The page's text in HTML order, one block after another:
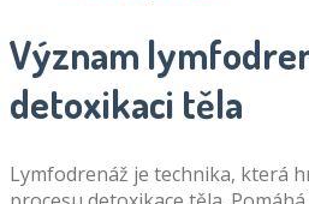
Význam
detoxikaci těla
Lymfodrenáž je technika, která